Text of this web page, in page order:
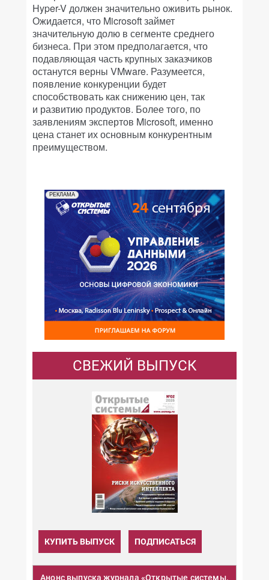
Hyper-V должен значительно оживить рынок.
Ожидается, что Microsoft займет
значительную долю в сегменте среднего
бизнеса. При этом предполагается, что
подавляющая часть крупных заказчиков
останутся верны VMware. Разумеется,
появление конкуренции будет
способствовать как снижению цен, так
и развитию продуктов. Более того, по
заявлениям экспертов Microsoft, именно
цена станет их основным конкурентным
преимуществом.
РЕКЛАМА
СВЕЖИЙ ВЫПУСК
КУПИТЬ ВЫПУСК ПОДПИСАТЬСЯ
Анонс выпуска журнала «Открытые системы.